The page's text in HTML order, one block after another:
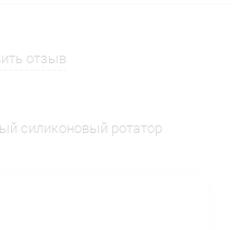
отзыв
силиконовый ротатор